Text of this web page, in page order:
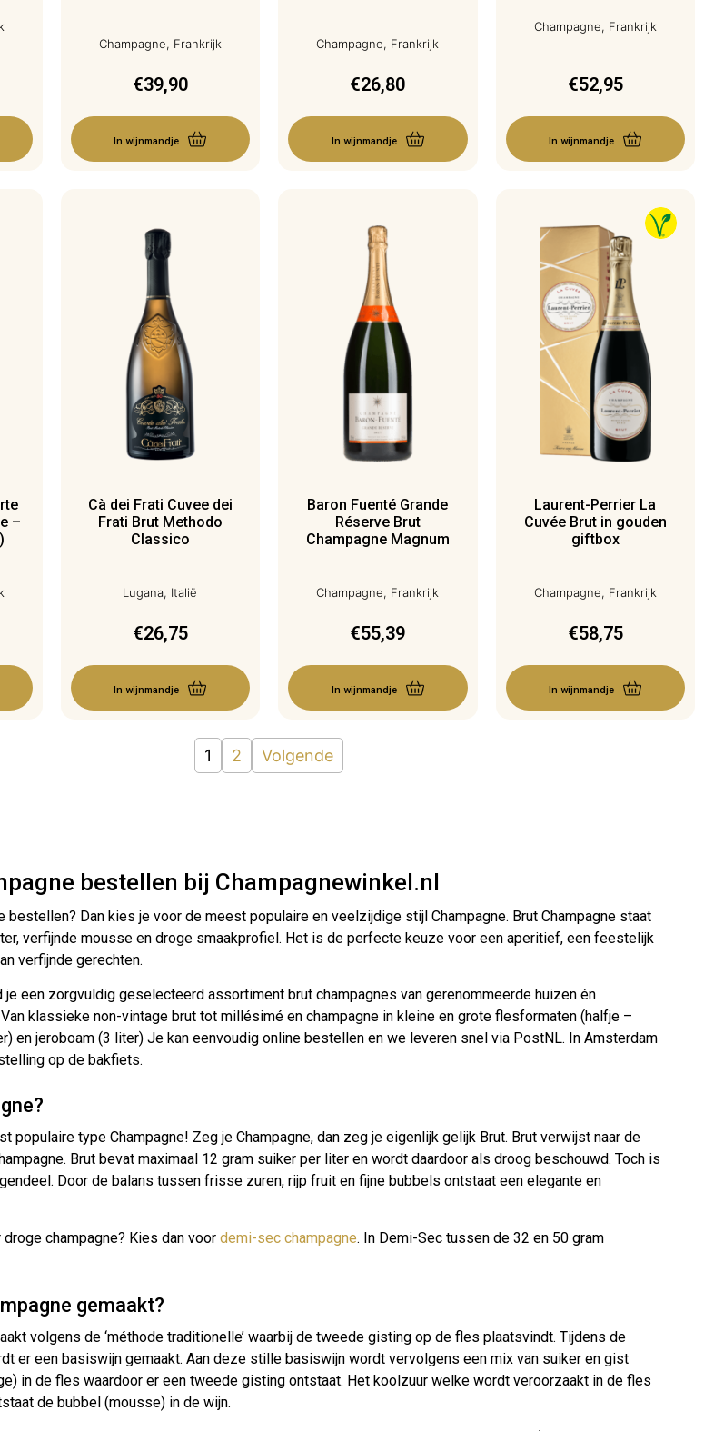
Champagne, Frankrijk
€39,90
In wijnmandje
Champagne, Frankrijk
€26,80
In wijnmandje
Champagne, Frankrijk
€52,95
In wijnmandje
–
Cà dei Frati Cuvee dei
Frati Brut Methodo
Classico
Lugana, Italië
€26,75
In wijnmandje
Baron Fuenté Grande
Réserve Brut
Champagne Magnum
Champagne, Frankrijk
€55,39
In wijnmandje
Laurent-Perrier La
Cuvée Brut in gouden
giftbox
Champagne, Frankrijk
€58,75
In wijnmandje
1 2 Volgende
bestellen bij Champagnewinkel.nl
bestellen? Dan kies je voor de meest populaire en veelzijdige stijl Champagne. Brut Champagne staat
verfijnde mousse en droge smaakprofiel. Het is de perfecte keuze voor een aperitief, een feestelijk
verfijnde gerechten.
je een zorgvuldig geselecteerd assortiment brut champagnes van gerenommeerde huizen én
klassieke non-vintage brut tot millésimé en champagne in kleine en grote flesformaten (halfje –
en jeroboam (3 liter) Je kan eenvoudig online bestellen en we leveren snel via PostNL. In Amsterdam
op de bakfiets.
populaire type Champagne! Zeg je Champagne, dan zeg je eigenlijk gelijk Brut. Brut verwijst naar de
Brut bevat maximaal 12 gram suiker per liter en wordt daardoor als droog beschouwd. Toch is
Door de balans tussen frisse zuren, rijp fruit en fijne bubbels ontstaat een elegante en
champagne? Kies dan voor demi-sec champagne. In Demi-Sec tussen de 32 en 50 gram
gemaakt?
volgens de ‘méthode traditionelle’ waarbij de tweede gisting op de fles plaatsvindt. Tijdens de
er een basiswijn gemaakt. Aan deze stille basiswijn wordt vervolgens een mix van suiker en gist
in de fles waardoor er een tweede gisting ontstaat. Het koolzuur welke wordt veroorzaakt in de fles
de bubbel (mousse) in de wijn.